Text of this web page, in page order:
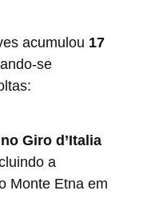
acumulou 17
se
Giro d’Italia
a
Monte Etna em